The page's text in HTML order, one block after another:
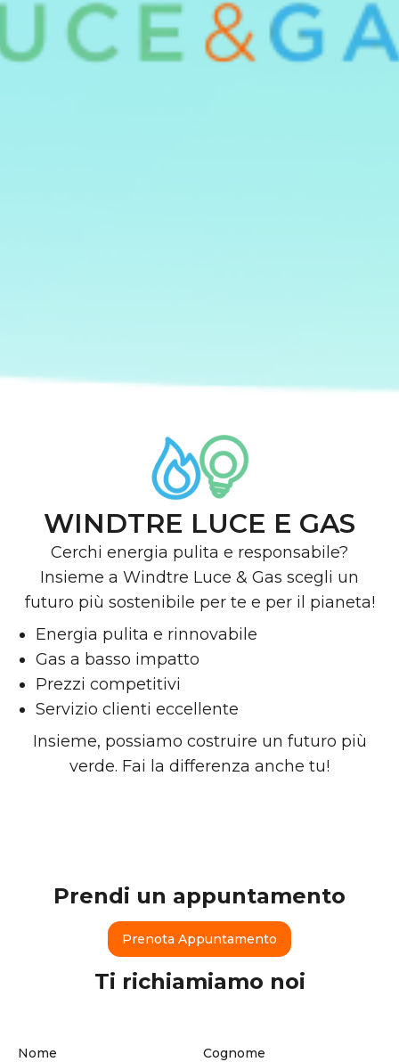
WINDTRE LUCE E GAS
Cerchi energia pulita e responsabile?
Insieme a Windtre Luce & Gas scegli un
futuro più sostenibile per te e per il pianeta!
Energia pulita e rinnovabile
Gas a basso impatto
Prezzi competitivi
Servizio clienti eccellente
Insieme, possiamo costruire un futuro più
verde. Fai la differenza anche tu!
Prendi un appuntamento
Prenota Appuntamento
Ti richiamiamo noi
Nome Cognome